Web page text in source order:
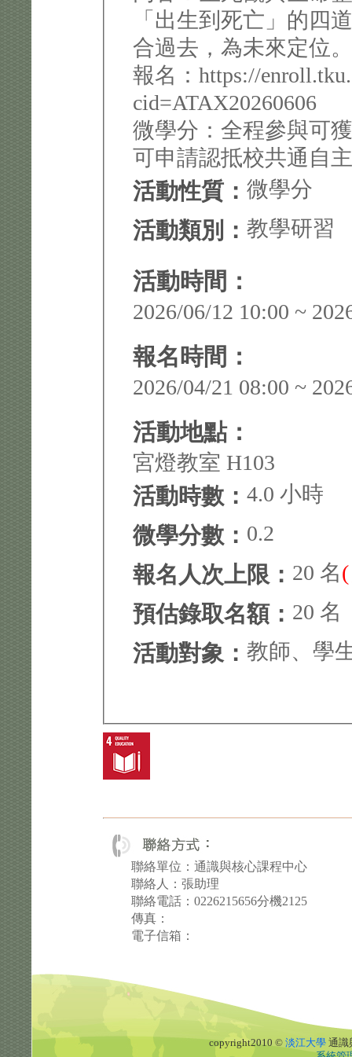
「出生到死亡」的四
合過去，為未來定位
報名：https://
cid=ATAX20260606
微學分：全程參與可
可申請認抵校共通自
活動性質： 微學分
活動類別： 教學研習
活動時間：
2026/06/12 10:00 ~
報名時間：
2026/04/21 08:00 ~
活動地點：
宮燈教室 H103
活動時數： 4.0 小時
微學分數： 0.2
報名人次上限： 20 名
預估錄取名額： 20 名
活動對象： 教師、學
聯絡單位：通識與核心課程中心
聯絡人：張助理
聯絡電話：0226215656分機2125
傳真：
電子信箱：
copyright2010 © 淡江大學 通識